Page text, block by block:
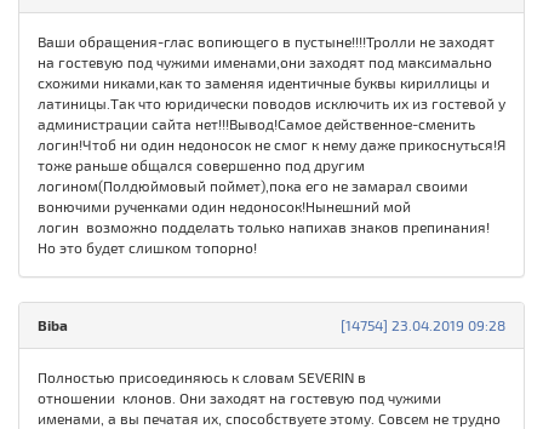
Ваши обращения-глас вопиющего в пустыне!!!!Тролли не заходят
на гостевую под чужими именами,они заходят под максимально
схожими никами,как то заменяя идентичные буквы кириллицы и
латиницы.Так что юридически поводов исключить их из гостевой у
администрации сайта нет!!!Вывод!Самое действенное-сменить
логин!Чтоб ни один недоносок не смог к нему даже прикоснуться!Я
тоже раньше общался совершенно под другим
логином(Полдюймовый поймет),пока его не замарал своими
вонючими рученками один недоносок!Нынешний мой
логин возможно подделать только напихав знаков препинания!
Но это будет слишком топорно!
[14754] 23.04.2019 09:28
Biba
Полностью присоединяюсь к словам SEVERIN в
отношении клонов. Они заходят на гостевую под чужими
именами, а вы печатая их, способствуете этому. Совсем не трудно